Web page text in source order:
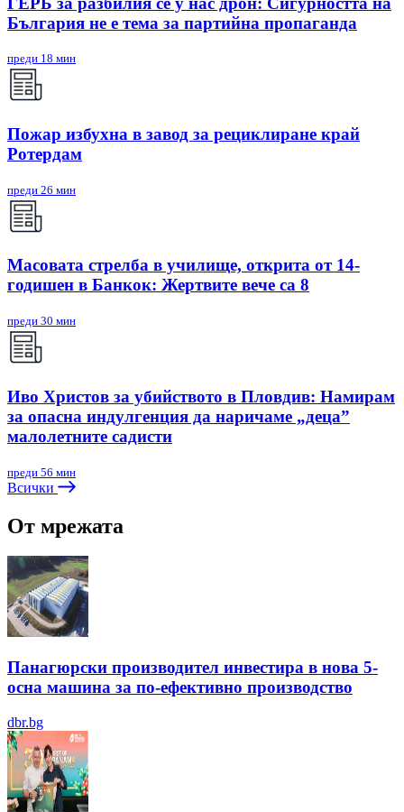
България не е тема за партийна пропаганда
преди 18 мин
Пожар избухна в завод за рециклиране край
Ротердам
преди 26 мин
Масовата стрелба в училище, открита от 14-
годишен в Банкок: Жертвите вече са 8
преди 30 мин
Иво Христов за убийството в Пловдив: Намирам
за опасна индулгенция да наричаме „деца”
малолетните садисти
преди 56 мин
Всички
От мрежата
Панагюрски производител инвестира в нова 5-
осна машина за по-ефективно производство
dbr.bg